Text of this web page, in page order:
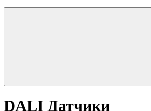
DALI Датчики